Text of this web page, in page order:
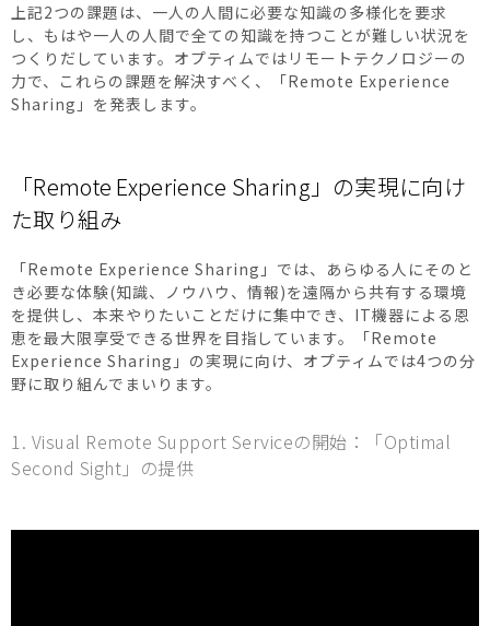
上記2つの課題は、一人の人間に必要な知識の多様化を要求
し、もはや一人の人間で全ての知識を持つことが難しい状況を
つくりだしています。オプティムではリモートテクノロジーの
力で、これらの課題を解決すべく、「Remote Experience
Sharing」を発表します。
「Remote Experience Sharing」の実現に向け
た取り組み
「Remote Experience Sharing」では、あらゆる人にそのと
き必要な体験(知識、ノウハウ、情報)を遠隔から共有する環境
を提供し、本来やりたいことだけに集中でき、IT機器による恩
恵を最大限享受できる世界を目指しています。「Remote
Experience Sharing」の実現に向け、オプティムでは4つの分
野に取り組んでまいります。
1. Visual Remote Support Serviceの開始：「Optimal
Second Sight」の提供